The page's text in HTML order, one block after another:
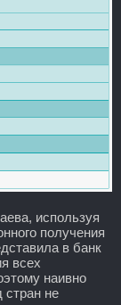
используя
получения
в банк
всех
наивно
стран не